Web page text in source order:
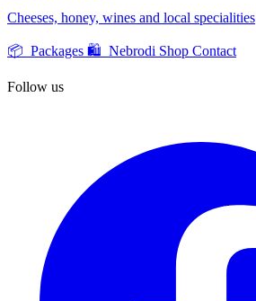
Cheeses, honey, wines and local specialities
📦 Packages 🛍️ Nebrodi Shop Contact
Follow us